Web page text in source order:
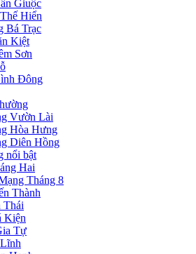
Giuộc
Hiển
Bá Trạc
Kiệt
Sơn
Đông
Vườn Lài
Hòa Hưng
Diên Hồng
nổi bật
Hai
Tháng 8
Thành
Thái
Kiện
Tự